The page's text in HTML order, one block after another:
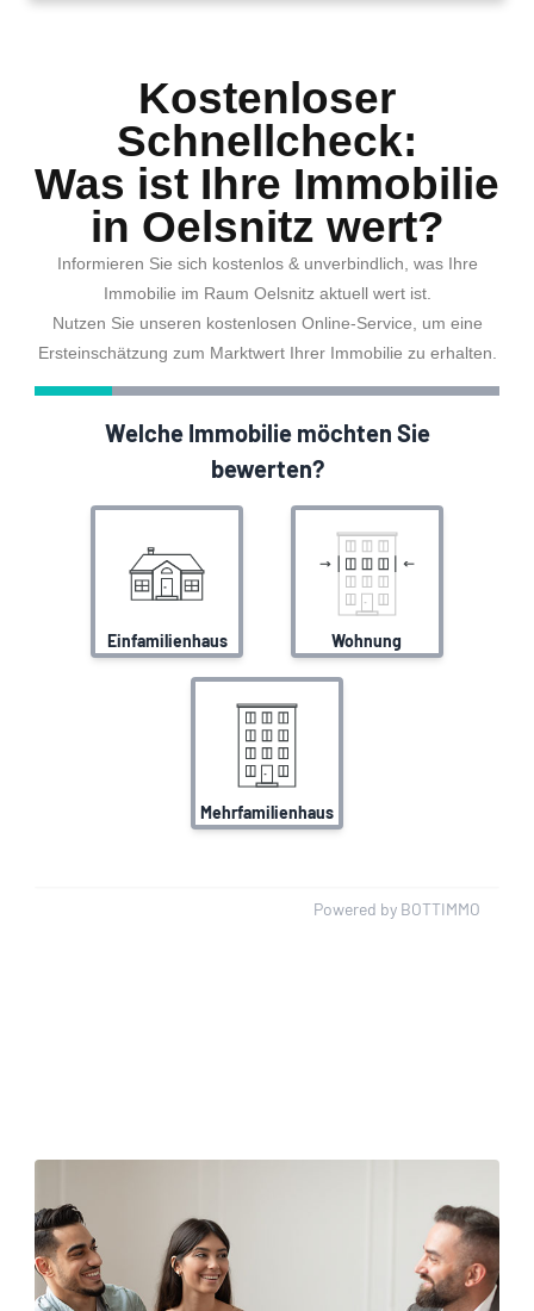
Kostenloser
Schnellcheck:
Was ist Ihre Immobilie
in Oelsnitz wert?
Informieren Sie sich kostenlos & unverbindlich, was Ihre
Immobilie im Raum Oelsnitz aktuell wert ist.
Nutzen Sie unseren kostenlosen Online-Service, um eine
Ersteinschätzung zum Marktwert Ihrer Immobilie zu erhalten.